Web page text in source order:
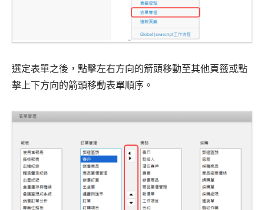
選定表單之後，點擊左右方向的箭頭移動至其他頁籤或點
擊上下方向的箭頭移動表單順序。